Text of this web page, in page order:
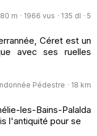
m · 1966 vus · 135 dl · 5
Céret est un
avec ses ruelles
Pédestre · 18 km
les-Bains-Palalda
l'antiquité pour se